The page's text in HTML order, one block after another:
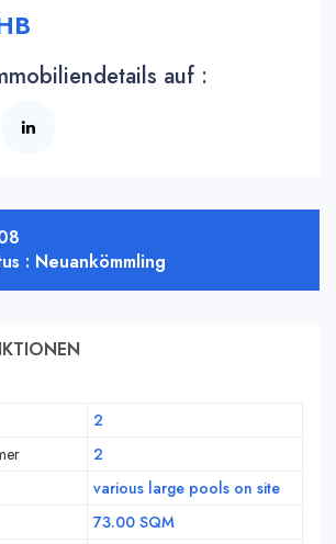
auf :
: Neuankömmling
2
2
various large pools on site
73.00 SQM